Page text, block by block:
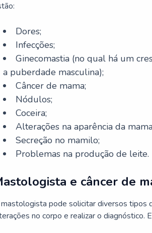
Dores;
Infecções;
Ginecomastia (no qual há um
a puberdade masculina);
Câncer de mama;
Nódulos;
Coceira;
Alterações na aparência da
Secreção no mamilo;
Problemas na produção de leite.
e câncer de
pode solicitar diversos tipos
no corpo e realizar o diagnóstico.